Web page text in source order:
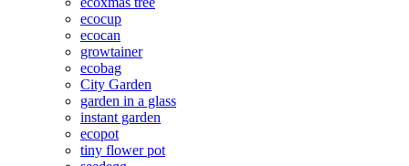
ecocup
ecocan
growtainer
ecobag
City Garden
garden in a glass
instant garden
ecopot
tiny flower pot